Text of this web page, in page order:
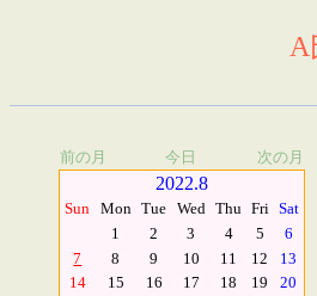
A
前の月 今日 次の月
2022.8
Sun Mon Tue Wed Thu Fri Sat
1
2 3 4 5
6
7
8 9 10 11 12
13
14
15 16 17 18 19
20